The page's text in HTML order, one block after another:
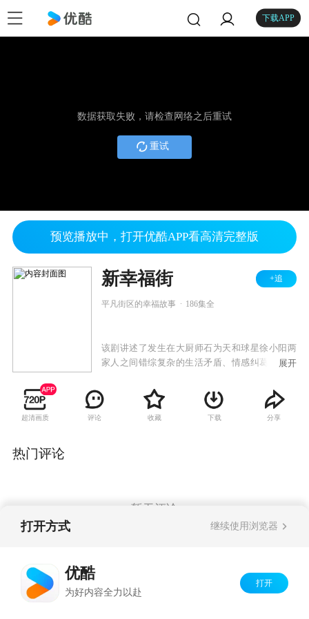
下载APP
数据获取失败，请检查网络之后重试
重试
预览播放中，打开优酷APP看高清完整版
新幸福街 +追
平凡街区的幸福故事 186集全
该剧讲述了发生在大厨师石为天和球星徐小阳两
家人之间错综复杂的生活矛盾、情感纠葛，而打
的人物则穿插其间，为观众延续着这个讲不完
的“幸福”故事。
展开
超清画质 评论 收藏 下载 分享
热门评论
暂无评论
打开方式 继续使用浏览器
优酷
为好内容全力以赴
打开